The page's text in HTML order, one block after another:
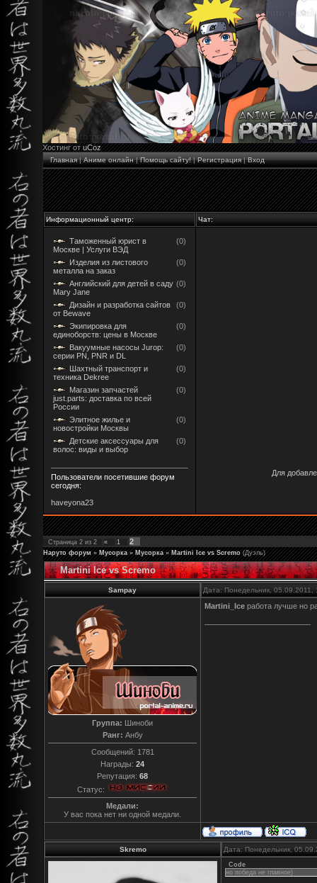
Хостинг отuCoz
Главная|Аниме онлайн|Помощь сайту!|Регистрация|Вход
Информационный центр: Чат:
Таможенный юрист в
Москве | Услуги ВЭД
(0)
Изделия из листового
металла на заказ
(0)
Английский для детей в саду
Mary Jane
(0)
Дизайн и разработка сайтов
от Bewave
(0)
Экипировка для
единоборств: цены в Москве
(0)
Вакуумные насосы Jurop:
серии PN, PNR и DL
(0)
Шахтный транспорт и
техника Dekree
(0)
Магазин запчастей
just.parts: доставка по всей
России
(0)
Элитное жилье и
новостройки Москвы
(0)
Детские аксессуары для
волос: виды и выбор
(0)
Пользователи посетившие форум
сегодня:
haveyona23
Для
Страница 2 из 2 « 1 2
Наруто форум » Мусорка » Мусорка » Martini Ice vs Scremo (Дуэль)
Martini Ice vs Scremo
Sampay Дата: Понедельник,
Группа: Шиноби
Ранг: Анбу
Сообщений: 1781
Награды: 24
Репутация: 68
Статус:
Медали:
У вас пока нет ни одной медали.
Martini_Ice работа лучше но
Skremo Дата: Понедельник,
Code
но победа не главное)